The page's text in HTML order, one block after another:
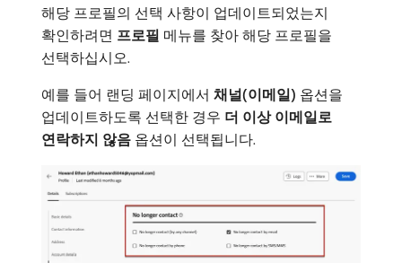
해당 프로필의 선택 사항이 업데이트되었는지
확인하려면 프로필 메뉴를 찾아 해당 프로필을
선택하십시오.
예를 들어 랜딩 페이지에서 채널(이메일) 옵션을
업데이트하도록 선택한 경우 더 이상 이메일로
연락하지 않음 옵션이 선택됩니다.